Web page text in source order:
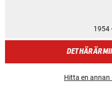
1954
DET HÄR ÄR
Hitta en